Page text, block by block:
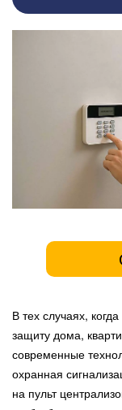
В тех случаях,
защиту дома,
современные
охранная
на пульт